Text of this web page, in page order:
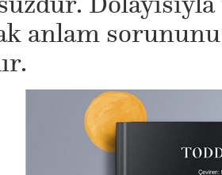
anlam